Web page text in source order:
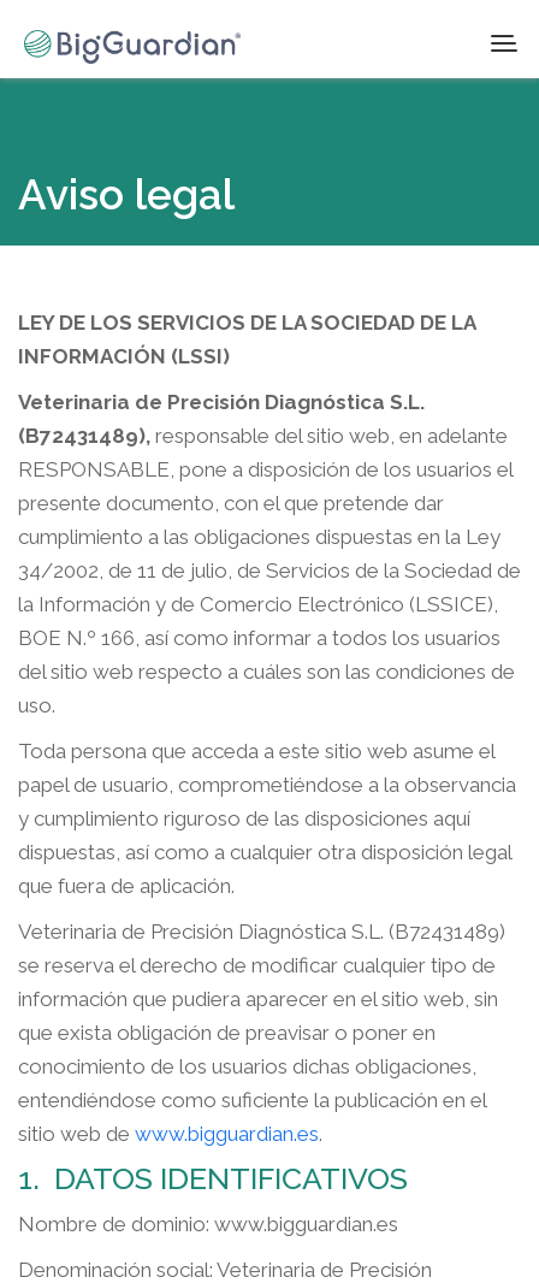
Aviso legal
LEY DE LOS SERVICIOS DE LA SOCIEDAD DE LA
INFORMACIÓN (LSSI)
Veterinaria de Precisión Diagnóstica S.L.
(B72431489), responsable del sitio web, en adelante
RESPONSABLE, pone a disposición de los usuarios el
presente documento, con el que pretende dar
cumplimiento a las obligaciones dispuestas en la Ley
34/2002, de 11 de julio, de Servicios de la Sociedad de
la Información y de Comercio Electrónico (LSSICE),
BOE N.º 166, así como informar a todos los usuarios
del sitio web respecto a cuáles son las condiciones de
uso.
Toda persona que acceda a este sitio web asume el
papel de usuario, comprometiéndose a la observancia
y cumplimiento riguroso de las disposiciones aquí
dispuestas, así como a cualquier otra disposición legal
que fuera de aplicación.
Veterinaria de Precisión Diagnóstica S.L. (B72431489)
se reserva el derecho de modificar cualquier tipo de
información que pudiera aparecer en el sitio web, sin
que exista obligación de preavisar o poner en
conocimiento de los usuarios dichas obligaciones,
entendiéndose como suficiente la publicación en el
sitio web de www.bigguardian.es.
1. DATOS IDENTIFICATIVOS
Nombre de dominio: www.bigguardian.es
Denominación social: Veterinaria de Precisión